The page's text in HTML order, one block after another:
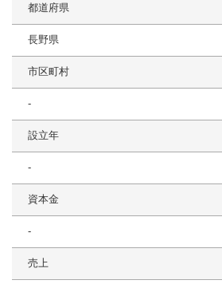
都道府県
長野県
市区町村
-
設立年
-
資本金
-
売上